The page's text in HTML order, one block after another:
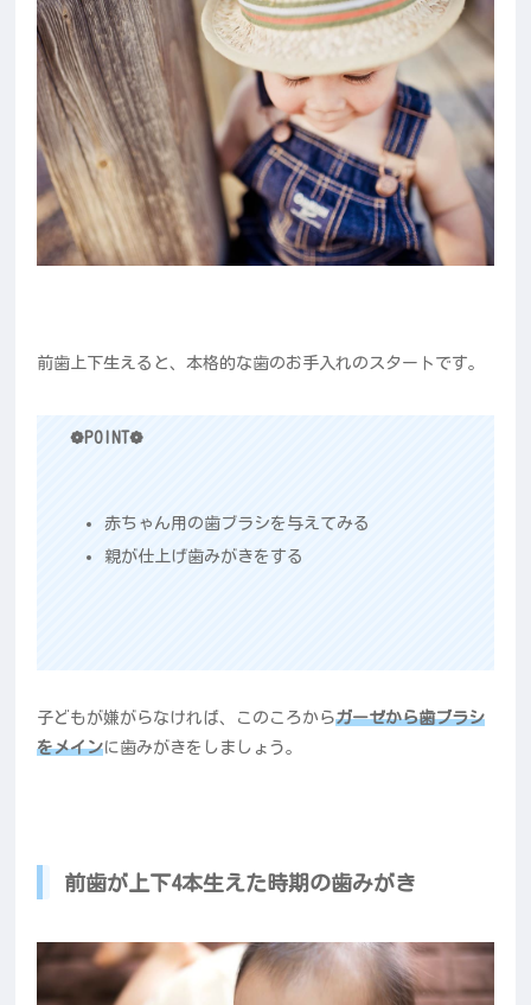
前歯上下生えると、本格的な歯のお手入れのスタートです。
❁POINT❁
赤ちゃん用の歯ブラシを与えてみる
親が仕上げ歯みがきをする
子どもが嫌がらなければ、このころからガーゼから歯ブラシ
をメインに歯みがきをしましょう。
前歯が上下4本生えた時期の歯みがき